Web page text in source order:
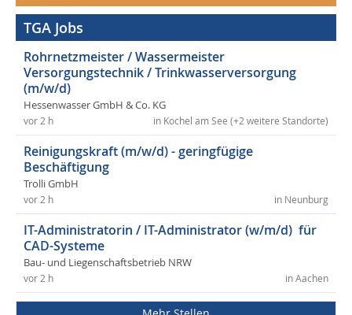
TGA Jobs
Rohrnetzmeister / Wassermeister
Versorgungstechnik / Trinkwasserversorgung
(m/w/d)
Hessenwasser GmbH & Co. KG
in Kochel am See (+2 weitere Standorte)
vor 2 h
Reinigungskraft (m/w/d) - geringfügige
Beschäftigung
Trolli GmbH
in Neunburg
vor 2 h
IT-Administratorin / IT-Administrator (w/m/d) für
CAD-Systeme
Bau- und Liegenschaftsbetrieb NRW
in Aachen
vor 2 h